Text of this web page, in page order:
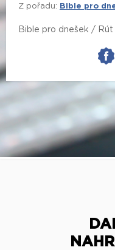
Z pořadu: Bible pro
Bible pro dnešek /